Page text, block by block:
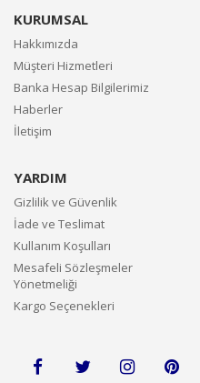
KURUMSAL
Hakkımızda
Müşteri Hizmetleri
Banka Hesap Bilgilerimiz
Haberler
İletişim
YARDIM
Gizlilik ve Güvenlik
İade ve Teslimat
Kullanım Koşulları
Mesafeli Sözleşmeler
Yönetmeliği
Kargo Seçenekleri